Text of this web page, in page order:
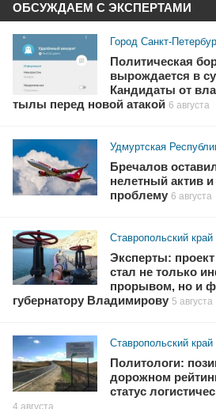
ОБСУЖДАЕМ С ЭКСПЕРТАМИ
Город Санкт-
Политическая
вырождается в
Кандидаты от
тылы перед новой атакой 6 августа
Удмуртская
Бречалов
нелетный актив
проблему 6 августа
Ставропольский край
Эксперты:
стал не только
прорывом, но и
губернатору Владимирову 5 августа
Ставропольский край
Политологи:
дорожном
статус